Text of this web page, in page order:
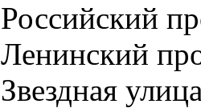
Российский
Ленинский
Звездная